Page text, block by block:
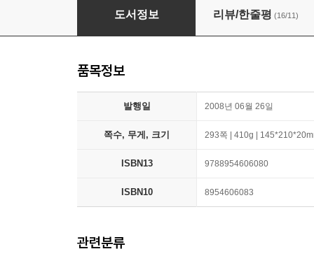
일곱시 삼십이분 코끼리열차
도서정보 리뷰/한줄평 (16/11)
품목정보
발행일 2008년 06월 26일
쪽수, 무게, 크기 293쪽 | 410g |
ISBN13 9788954606080
ISBN10 8954606083
관련분류